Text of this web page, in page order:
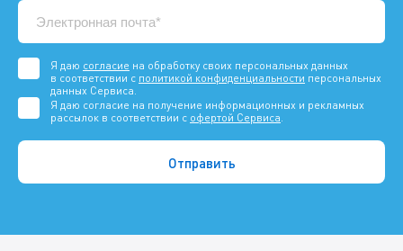
Я даю согласие на обработку своих персональных данных
в соответствии с политикой конфиденциальности персональных
данных Сервиса.
Я даю согласие на получение информационных и рекламных
рассылок в соответствии с офертой Сервиса.